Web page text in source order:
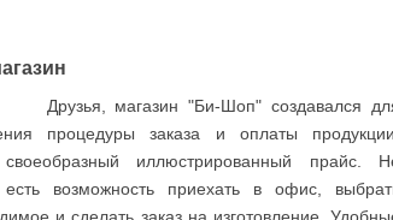
магазин "Би-Шоп" создавался
процедуры заказа и оплаты продукции.
иллюстрированный прайс.
есть возможность приехать в офис,
и сделать заказ на изготовление.